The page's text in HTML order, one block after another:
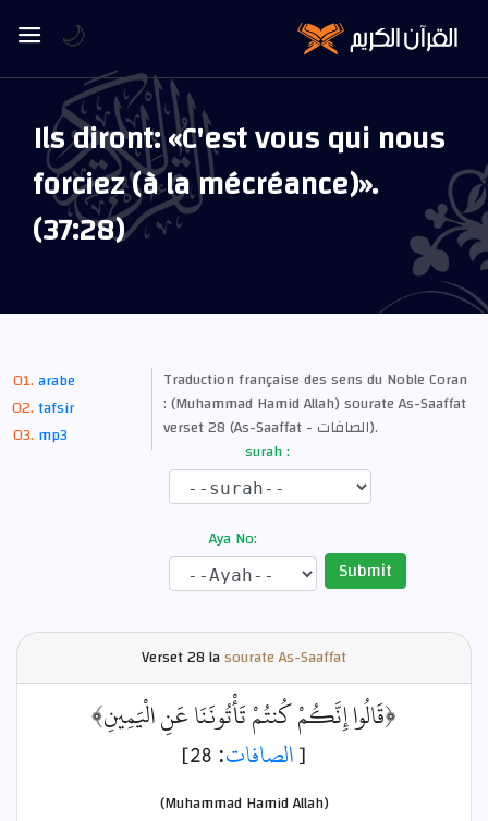
Ils diront: «C'est vous qui nous
forciez (à la mécréance)».
(37:28)
arabe
tafsir
mp3
Traduction française des sens du Noble Coran
: (Muhammad Hamid Allah) sourate As-Saaffat
verset 28 (As-Saaffat - الصافات).
surah :
Aya No:
Submit
Verset28 lasourate As-Saaffat
﴿قَالُوا إِنَّكُمْ كُنتُمْ تَأْتُونَنَا عَنِ الْيَمِينِ﴾
[الصافات: 28]
(Muhammad Hamid Allah)
🌙